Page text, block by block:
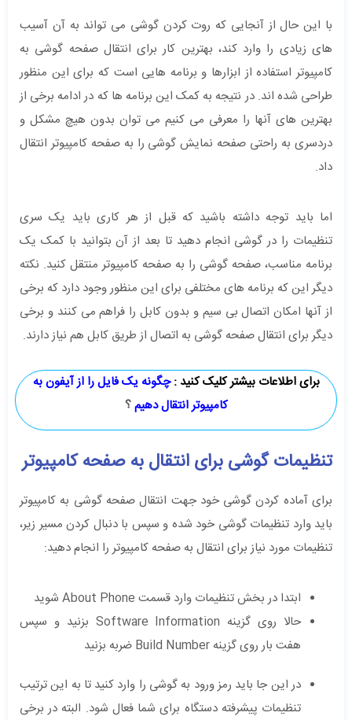
با این حال از آنجایی که روت کردن گوشی می تواند به آن آسیب
های زیادی را وارد کند، بهترین کار برای انتقال صفحه گوشی به
کامپیوتر استفاده از ابزارها و برنامه هایی است که برای این منظور
طراحی شده اند. در نتیجه به کمک این برنامه ها که در ادامه برخی از
بهترین های آنها را معرفی می کنیم می توان بدون هیچ مشکل و
دردسری به راحتی صفحه نمایش گوشی را به صفحه کامپیوتر انتقال
داد.
اما باید توجه داشته باشید که قبل از هر کاری باید یک سری
تنظیمات را در گوشی انجام دهید تا بعد از آن بتوانید با کمک یک
برنامه مناسب، صفحه گوشی را به صفحه کامپیوتر منتقل کنید. نکته
دیگر این که برنامه های مختلفی برای این منظور وجود دارد که برخی
از آنها امکان اتصال بی سیم و بدون کابل را فراهم می کنند و برخی
دیگر برای انتقال صفحه گوشی به اتصال از طریق کابل هم نیاز دارند.
برای اطلاعات بیشتر کلیک کنید : چگونه یک فایل را از آیفون به
کامپیوتر انتقال دهیم؟
تنظیمات گوشی برای انتقال به صفحه کامپیوتر
برای آماده کردن گوشی خود جهت انتقال صفحه گوشی به کامپیوتر
باید وارد تنظیمات گوشی خود شده و سپس با دنبال کردن مسیر زیر،
تنظیمات مورد نیاز برای انتقال به صفحه کامپیوتر را انجام دهید:
ابتدا در بخش تنظیمات وارد قسمت About Phone شوید
حالا روی گزینه Software Information بزنید و سپس
هفت بار روی گزینه Build Number ضربه بزنید
در این جا باید رمز ورود به گوشی را وارد کنید تا به این ترتیب
تنظیمات پیشرفته دستگاه برای شما فعال شود. البته در برخی